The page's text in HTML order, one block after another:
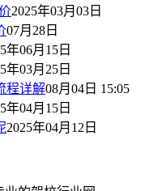
2025年03月03日
07月28日
年06月15日
年03月25日
程详解08月04日 15:05
年04月15日
2025年04月12日